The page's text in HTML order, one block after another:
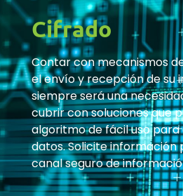
Cifrado
Contar con mecanismos
el envío y recepción de su
siempre será una
cubrir con soluciones que
algoritmo de fácil uso
datos. Solicite información
canal seguro de